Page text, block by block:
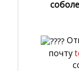
почту